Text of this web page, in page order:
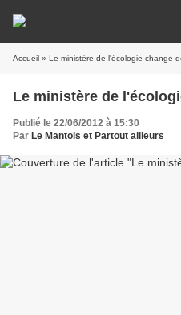
Accueil » Le ministère de l'écologie change
Le ministère de
Publié le 22/06/2012 à 15:30
Par Le Mantois et Partout ailleurs